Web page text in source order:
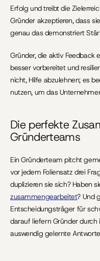
Erfolg und treibt die
Gründer akzeptieren, dass
genau das demonstriert
Gründer, die aktiv Feedback
besser vorbereitet und
nicht, Hilfe abzulehnen; es
nutzen, um das
Die perfekte
Gründerteams
Ein Gründerteam pitcht
vor jedem Foliensatz drei
duplizieren sie sich? Haben
zusammengearbeitet? Und
Entscheidungsträger für
darauf liefern Gründer
auswendig gelernte